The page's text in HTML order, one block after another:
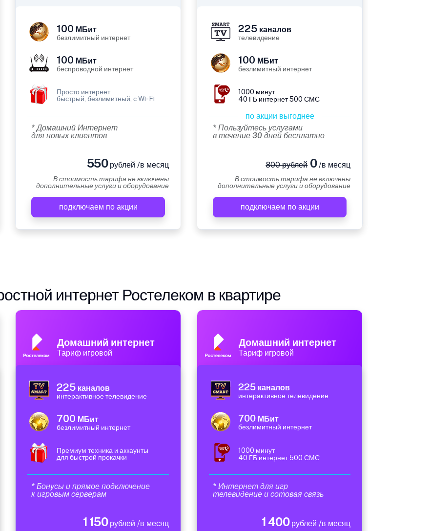
100 МБит
безлимитный интернет
100 МБит
беспроводной интернет
Просто интернет
быстрый, безлимитный, с Wi-Fi
* Домашний Интернет
для новых клиентов
550рублей /в месяц
В стоимость тарифа не включены
дополнительные услуги и оборудование
подключаем по акции
225 каналов
телевидение
100 МБит
безлимитный интернет
1000 минут
40 ГБ интернет 500 СМС
по акции выгоднее
* Пользуйтесь услугами
в течение 30 дней бесплатно
800 рублей0/в месяц
В стоимость тарифа не включены
дополнительные услуги и оборудование
подключаем по акции
интернет Ростелеком в квартире
Домашний интернет
Тариф игровой
225 каналов
интерактивное телевидение
700 МБит
безлимитный интернет
Премиум техника и аккаунты
для быстрой прокачки
* Бонусы и прямое подключение
к игровым серверам
1 150рублей /в месяц
Домашний интернет
Тариф игровой
225 каналов
интерактивное телевидение
700 МБит
безлимитный интернет
1000 минут
40 ГБ интернет 500 СМС
* Интернет для игр
телевидение и сотовая связь
1 400рублей /в месяц